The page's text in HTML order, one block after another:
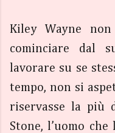
Kiley Wayne
cominciare dal
lavorare su se
tempo, non si
riservasse la più
Stone, l’uomo